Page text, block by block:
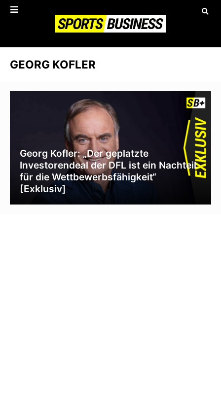
GEORG KOFLER
Georg Kofler: „Der geplatzte
Investorendeal der DFL ist ein Nachteil
für die Wettbewerbsfähigkeit“
[Exklusiv]